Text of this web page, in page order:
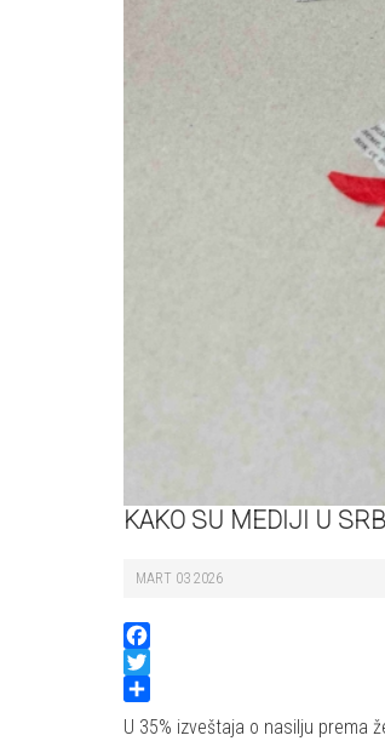
KAKO SU MEDIJI U
MART 03 2026
Facebook
Twitter
Share
U 35% izveštaja o nasilju prema